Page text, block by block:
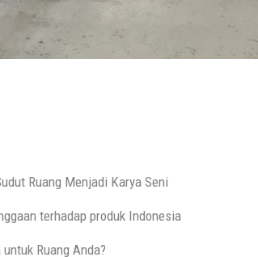
Ruang Menjadi Karya Seni
terhadap produk Indonesia
Ruang Anda?